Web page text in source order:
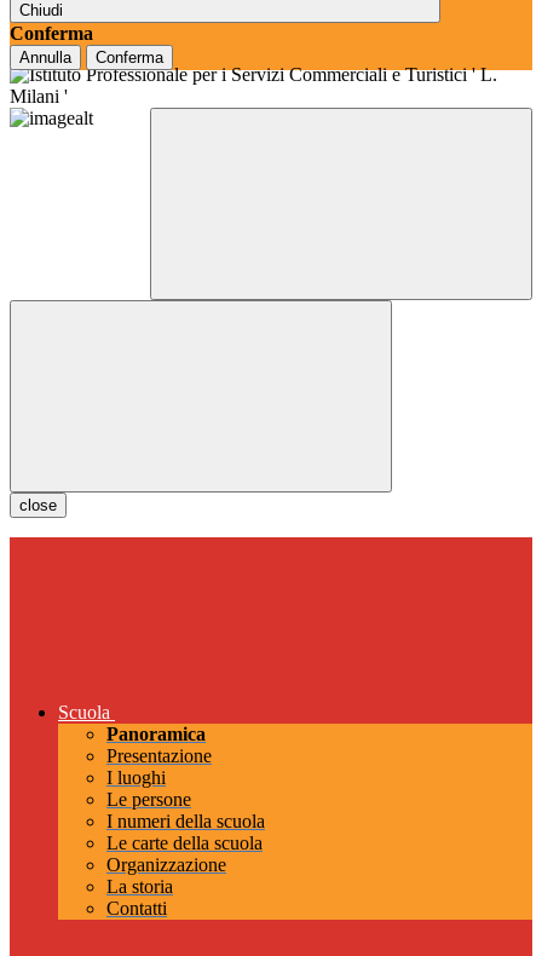
Chiudi
Conferma
Annulla Conferma
close
Scuola
Panoramica
Presentazione
I luoghi
Le persone
I numeri della scuola
Le carte della scuola
Organizzazione
La storia
Contatti